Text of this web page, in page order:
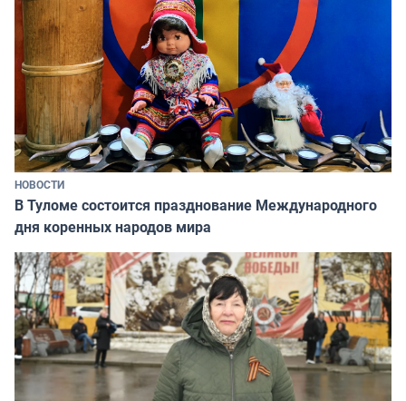
НОВОСТИ
В Туломе состоится празднование Международного
дня коренных народов мира